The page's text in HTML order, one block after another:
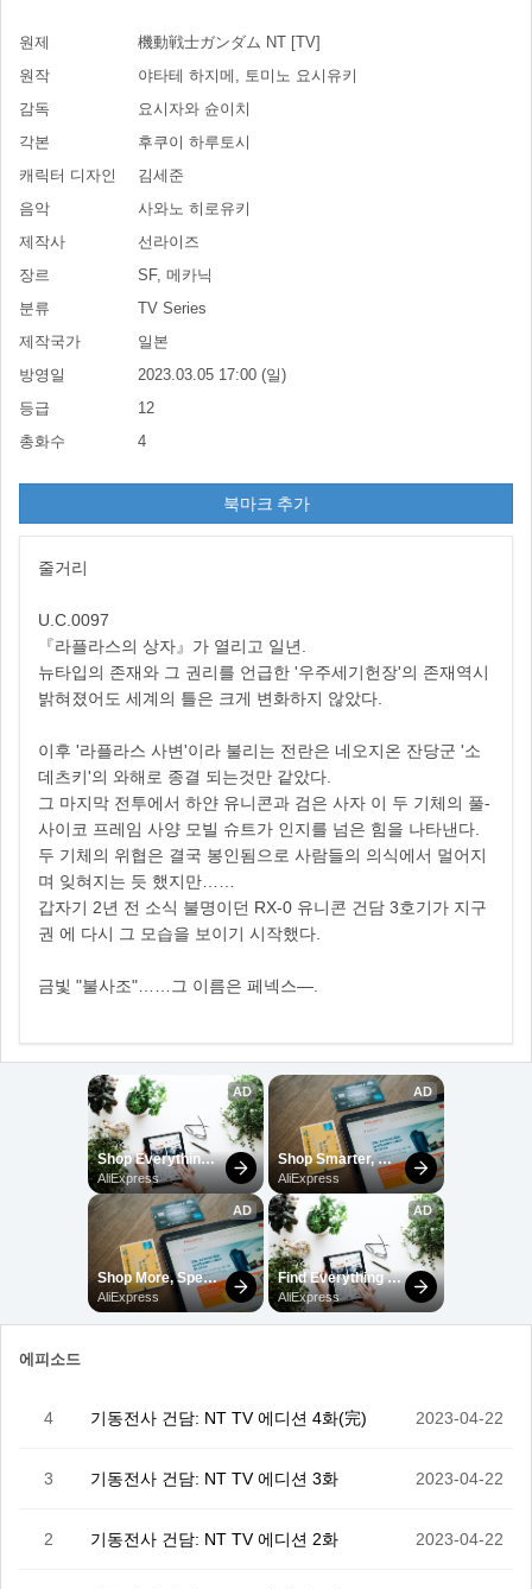
원제
機動戦士ガンダム NT [TV]
원작
야타테 하지메, 토미노 요시유키
감독
요시자와 슌이치
각본
후쿠이 하루토시
캐릭터 디자인
김세준
음악
사와노 히로유키
제작사
선라이즈
장르
SF, 메카닉
분류
TV Series
제작국가
일본
방영일
2023.03.05 17:00 (일)
등급
12
총화수
4
북마크 추가
줄거리
U.C.0097
『라플라스의 상자』가 열리고 일년.
뉴타입의 존재와 그 권리를 언급한 '우주세기헌장'의 존재역시
밝혀졌어도 세계의 틀은 크게 변화하지 않았다.
이후 '라플라스 사변'이라 불리는 전란은 네오지온 잔당군 '소
데츠키'의 와해로 종결 되는것만 같았다.
그 마지막 전투에서 하얀 유니콘과 검은 사자 이 두 기체의 풀-
사이코 프레임 사양 모빌 슈트가 인지를 넘은 힘을 나타낸다.
두 기체의 위협은 결국 봉인됨으로 사람들의 의식에서 멀어지
며 잊혀지는 듯 했지만……
갑자기 2년 전 소식 불명이던 RX-0 유니콘 건담 3호기가 지구
권 에 다시 그 모습을 보이기 시작했다.
금빛 "불사조"……그 이름은 페넥스―.
에피소드
4 기동전사 건담: NT TV 에디션 4화(完) 2023-04-22
3 기동전사 건담: NT TV 에디션 3화 2023-04-22
2 기동전사 건담: NT TV 에디션 2화 2023-04-22